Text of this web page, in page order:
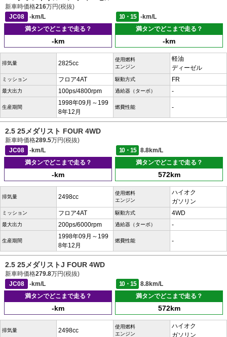
新車時価格216万円(税抜)
JC08
-km/L 10・15
-km/L
満タンでどこまで走る？
-km
満タンでどこまで走る？
-km
排気量 2825cc
使用燃料
エンジン
軽油
ディーゼル
ミッション フロア4AT 駆動方式 FR
最大出力 100ps/4800rpm 過給器（ターボ） -
生産期間
1998年09月～199
8年12月
燃費性能 -
2.5 25メダリスト FOUR 4WD
新車時価格289.5万円(税抜)
JC08
-km/L 10・15
8.8km/L
満タンでどこまで走る？
-km
満タンでどこまで走る？
572km
排気量 2498cc
使用燃料
エンジン
ハイオク
ガソリン
ミッション フロア4AT 駆動方式 4WD
最大出力 200ps/6000rpm 過給器（ターボ） -
生産期間
1998年09月～199
8年12月
燃費性能 -
2.5 25メダリストJ FOUR 4WD
新車時価格279.8万円(税抜)
JC08
-km/L 10・15
8.8km/L
満タンでどこまで走る？
-km
満タンでどこまで走る？
572km
排気量 2498cc
使用燃料
エンジン
ハイオク
ガソリン